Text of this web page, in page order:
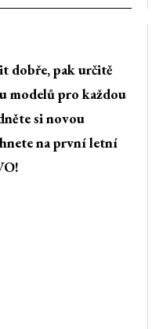
dobře, pak určitě
modelů pro každou
si novou
na první letní